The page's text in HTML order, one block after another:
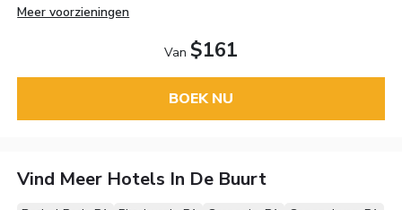
Meer voorzieningen
Van $161
BOEK NU
Vind Meer Hotels In De Buurt